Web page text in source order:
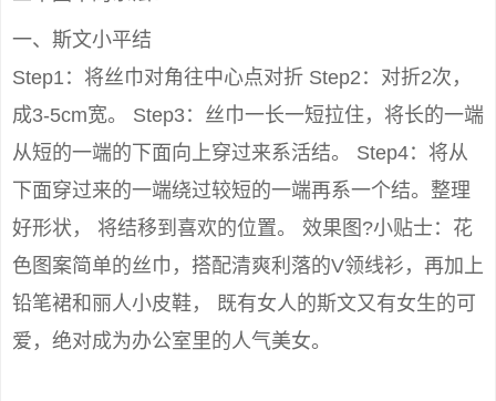
一、斯文小平结
Step1：将丝巾对角往中心点对折 Step2：对折2次，
成3-5cm宽。 Step3：丝巾一长一短拉住，将长的一端
从短的一端的下面向上穿过来系活结。 Step4：将从
下面穿过来的一端绕过较短的一端再系一个结。整理
好形状， 将结移到喜欢的位置。 效果图?小贴士：花
色图案简单的丝巾，搭配清爽利落的V领线衫，再加上
铅笔裙和丽人小皮鞋， 既有女人的斯文又有女生的可
爱，绝对成为办公室里的人气美女。